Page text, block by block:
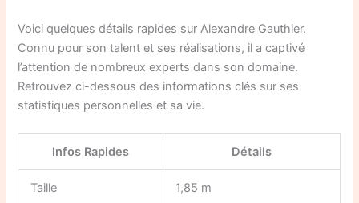
Voici quelques détails rapides sur Alexandre Gauthier.
Connu pour son talent et ses réalisations, il a captivé
l’attention de nombreux experts dans son domaine.
Retrouvez ci-dessous des informations clés sur ses
statistiques personnelles et sa vie.
Infos Rapides Détails
Taille 1,85 m